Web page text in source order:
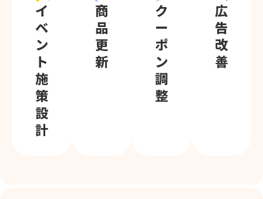
イ
ベ
ン
ト
施
策
設
計
商
品
更
新
ク
ー
ポ
ン
調
整
広
告
改
善